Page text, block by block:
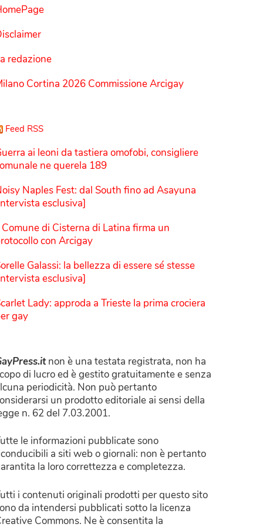
redazione
Cortina 2026 Commissione Arcigay
Feed RSS
ai leoni da tastiera omofobi, consigliere
ne querela 189
Naples Fest: dal South fino ad Asayuna
esclusiva]
Comune di Cisterna di Latina firma un
con Arcigay
Galassi: la bellezza di essere sé stesse
esclusiva]
Lady: approda a Trieste la prima crociera
gay
non è una testata registrata, non ha
di lucro ed è gestito gratuitamente e senza
periodicità. Non può pertanto
un prodotto editoriale ai sensi della
n. 62 del 7.03.2001.
le informazioni pubblicate sono
a siti web o giornali: non è pertanto
la loro correttezza e completezza.
i contenuti originali prodotti per questo sito
da intendersi pubblicati sotto la licenza
Commons. Ne è consentita la